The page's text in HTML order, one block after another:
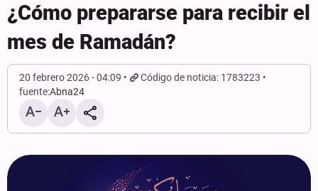
¿Cómo prepararse para recibir el
mes de Ramadán?
20 febrero 2026 - 04:09
Código de noticia: 1783223
fuente:Abna24